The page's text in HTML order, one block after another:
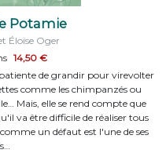
Potamie
Éloïse Oger
14,50 €
de grandir pour virevolter
comme les chimpanzés ou
Mais, elle se rend compte que
va être difficile de réaliser tous
un défaut est l'une de ses